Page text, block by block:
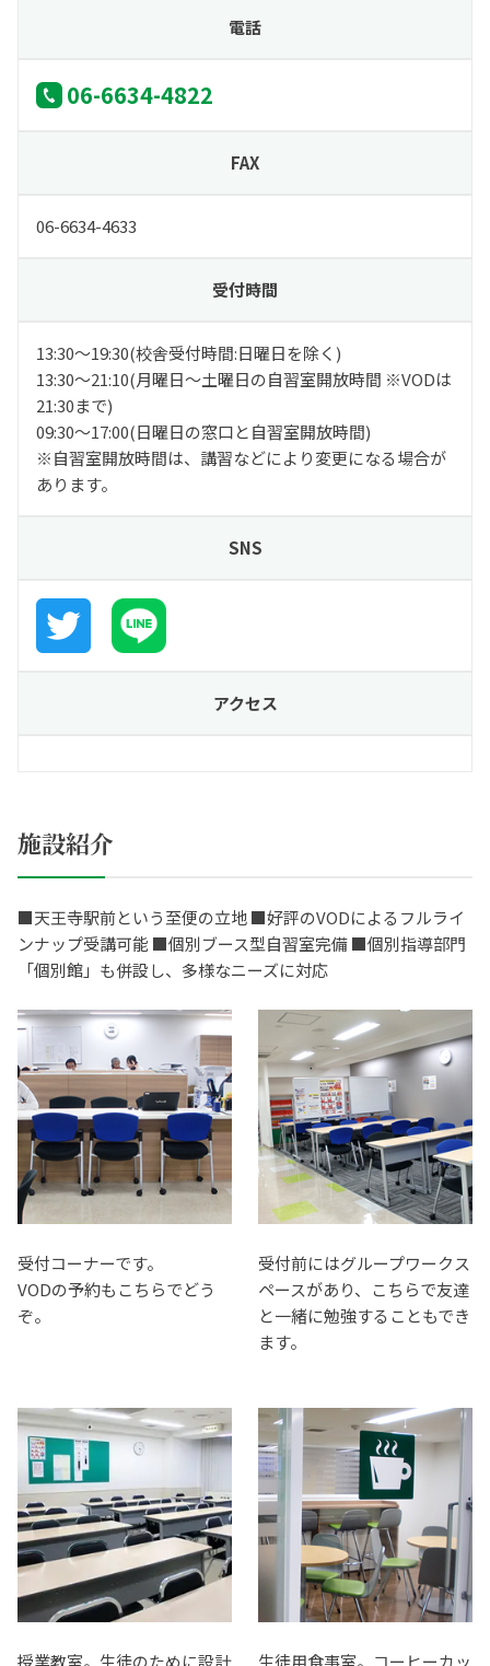
電話
06-6634-4822
FAX
06-6634-4633
受付時間
13:30～19:30(校舎受付時間:日曜日を除く)
13:30～21:10(月曜日～土曜日の自習室開放時間 ※VODは
21:30まで)
09:30～17:00(日曜日の窓口と自習室開放時間)
※自習室開放時間は、講習などにより変更になる場合が
あります。
SNS
アクセス
施設紹介
■天王寺駅前という至便の立地 ■好評のVODによるフルライ
ンナップ受講可能 ■個別ブース型自習室完備 ■個別指導部門
「個別館」も併設し、多様なニーズに対応
受付コーナーです。
VODの予約もこちらでどう
ぞ。
受付前にはグループワークス
ペースがあり、こちらで友達
と一緒に勉強することもでき
ます。
授業教室。生徒のために設計 生徒用食事室。コーヒーカッ